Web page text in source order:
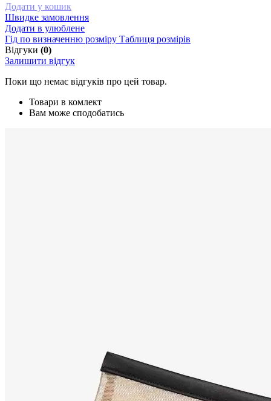
Додати у кошик
Швидке замовлення
Додати в улюблене
Гід по визначенню розміру Таблиця розмірів
Відгуки (0)
Залишити відгук
Поки що немає відгуків про цей товар.
Товари в комлект
Вам може сподобатись